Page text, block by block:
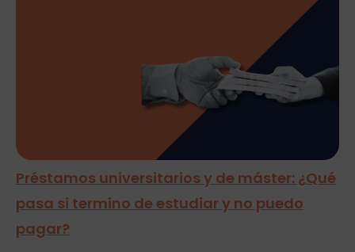
Préstamos universitarios y de máster: ¿Qué
pasa si termino de estudiar y no puedo
pagar?